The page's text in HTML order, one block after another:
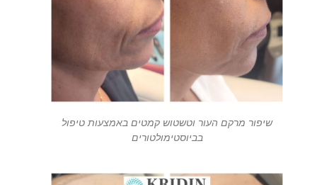
שיפור מרקם העור וטשטוש קמטים באמצעות טיפול
בביוסטימולטורים